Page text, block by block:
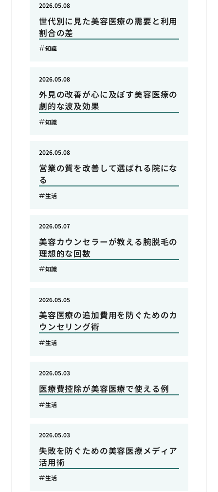
世代別に見た美容医療の需要と利用
割合の差
2026.05.08
知識
外見の改善が心に及ぼす美容医療の
劇的な波及効果
2026.05.08
知識
営業の質を改善して選ばれる院にな
る
2026.05.08
生活
美容カウンセラーが教える腕脱毛の
理想的な回数
2026.05.07
知識
美容医療の追加費用を防ぐためのカ
ウンセリング術
2026.05.05
生活
医療費控除が美容医療で使える例
2026.05.03
生活
失敗を防ぐための美容医療メディア
活用術
2026.05.03
生活